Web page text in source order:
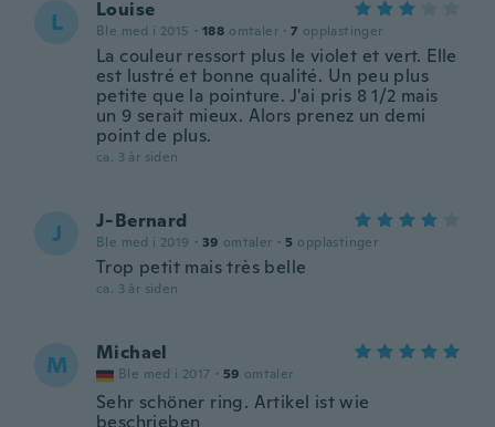
L Louise
Ble med i 2015 · 188 omtaler · 7 opplastinger
La couleur ressort plus le violet et vert. Elle
est lustré et bonne qualité. Un peu plus
petite que la pointure. J'ai pris 8 1/2 mais
un 9 serait mieux. Alors prenez un demi
point de plus.
ca. 3 år siden
J J-Bernard
Ble med i 2019 · 39 omtaler · 5 opplastinger
Trop petit mais très belle
ca. 3 år siden
M Michael
Ble med i 2017 · 59 omtaler
Sehr schöner ring. Artikel ist wie
beschrieben